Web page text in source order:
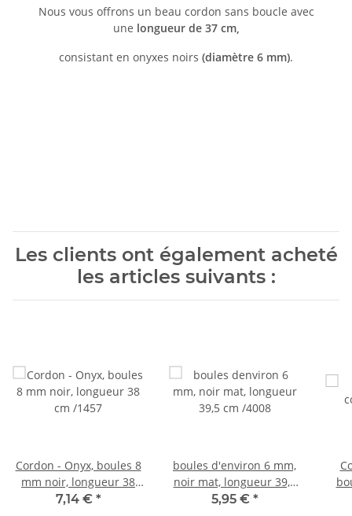
Nous vous offrons un beau cordon sans boucle avec
une longueur de 37 cm,
consistant en onyxes noirs (diamètre 6 mm).
Les clients ont également acheté
les articles suivants :
Cordon - Onyx, boules 8
mm noir, longueur 38
cm /1457
7,14 € *
boules d'environ 6 mm,
noir mat, longueur 39,5
cm /4008
5,95 € *